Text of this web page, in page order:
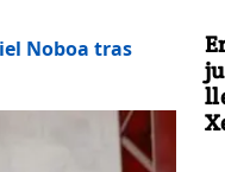
Noboa tras